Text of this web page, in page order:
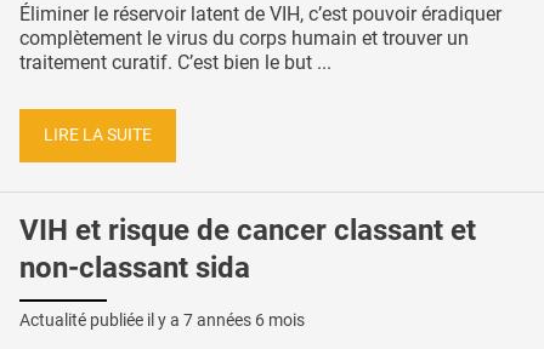
Éliminer le réservoir latent de VIH, c’est pouvoir éradiquer
complètement le virus du corps humain et trouver un
traitement curatif. C’est bien le but ...
LIRE LA SUITE
VIH et risque de cancer classant et
non-classant sida
Actualité publiée il y a 7 années 6 mois